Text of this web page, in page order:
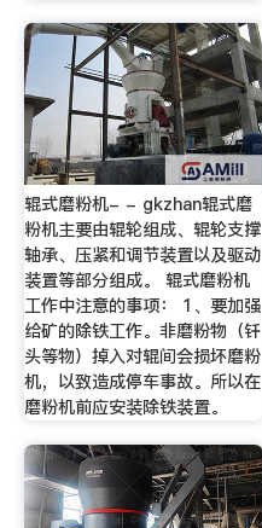
辊式磨粉机- - gkzhan辊式磨
粉机主要由辊轮组成、辊轮支撑
轴承、压紧和调节装置以及驱动
装置等部分组成。 辊式磨粉机
工作中注意的事项： 1、要加强
给矿的除铁工作。非磨粉物（钎
头等物）掉入对辊间会损坏磨粉
机，以致造成停车事故。所以在
磨粉机前应安装除铁装置。